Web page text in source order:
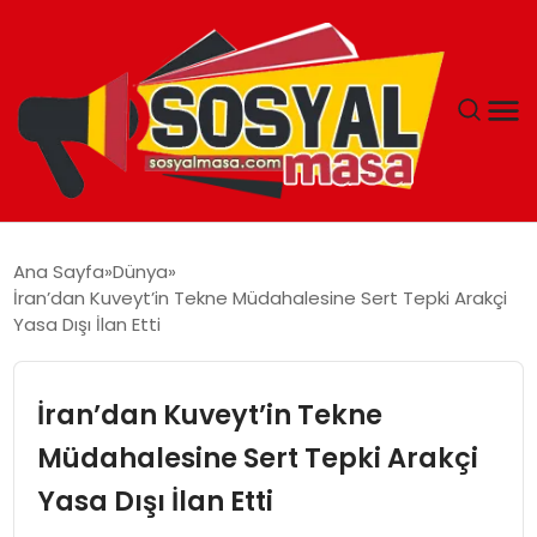
EKONOMI
EĞITIM
Ana Sayfa Dünya
İran’dan Kuveyt’in Tekne Müdahalesine Sert Tepki Arakçi
Yasa Dışı İlan Etti
İran’dan Kuveyt’in Tekne
Müdahalesine Sert Tepki Arakçi
Yasa Dışı İlan Etti